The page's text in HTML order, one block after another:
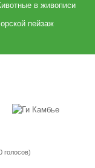
в живописи
пейзаж
голосов)